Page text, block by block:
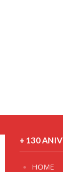
+ 130
HOME